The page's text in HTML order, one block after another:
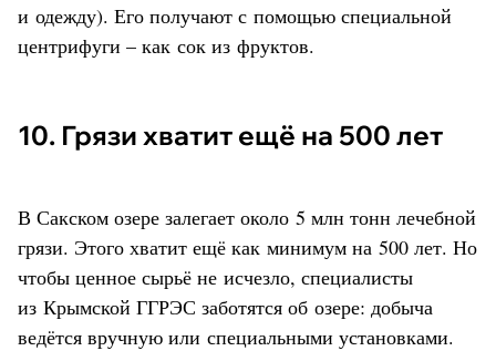
и одежду). Его получают с помощью специальной
центрифуги – как сок из фруктов.
10. Грязи хватит ещё на 500 лет
В Сакском озере залегает около 5 млн тонн лечебной
грязи. Этого хватит ещё как минимум на 500 лет. Но
чтобы ценное сырьё не исчезло, специалисты
из Крымской ГГРЭС заботятся об озере: добыча
ведётся вручную или специальными установками.